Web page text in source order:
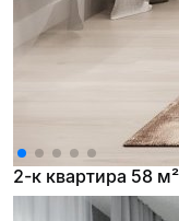
2-к квартира 58 м²